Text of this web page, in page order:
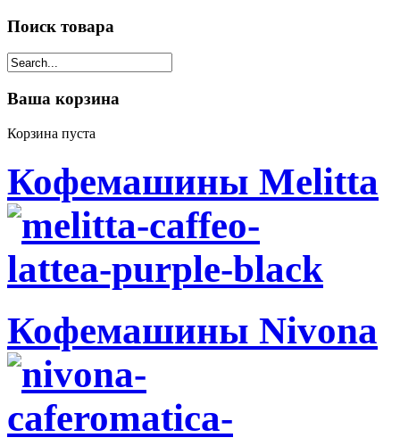
Поиск товара
Ваша корзина
Корзина пуста
Кофемашины Melitta
Кофемашины Nivona